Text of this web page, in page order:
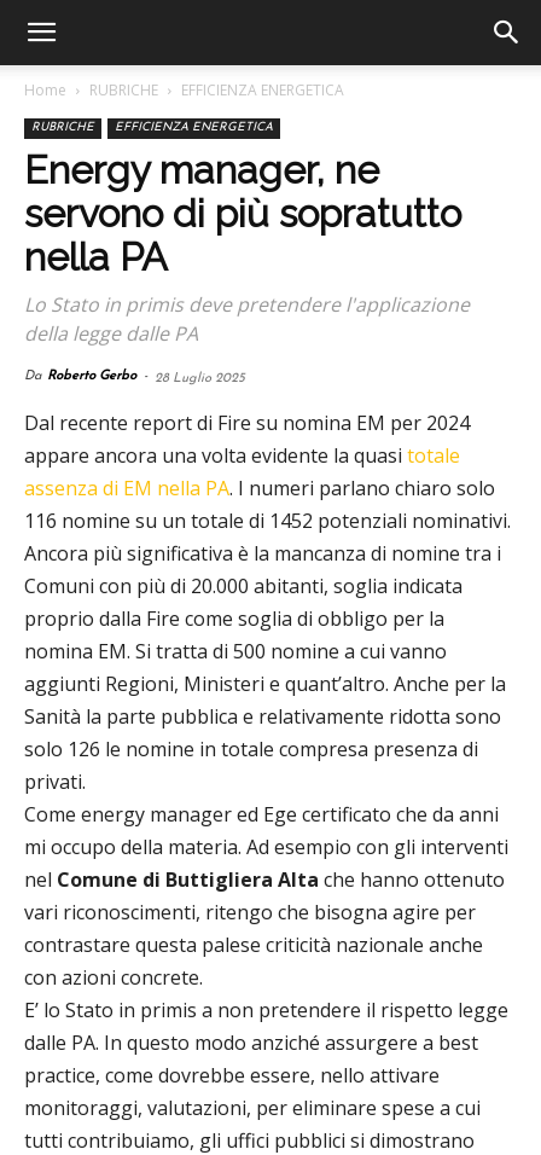
Home RUBRICHE EFFICIENZA ENERGETICA
RUBRICHE EFFICIENZA ENERGETICA
Energy manager, ne
servono di più sopratutto
nella PA
Lo Stato in primis deve pretendere l'applicazione
della legge dalle PA
Da Roberto Gerbo - 28 Luglio 2025
Dal recente report di Fire su nomina EM per 2024
appare ancora una volta evidente la quasi totale
assenza di EM nella PA. I numeri parlano chiaro solo
116 nomine su un totale di 1452 potenziali nominativi.
Ancora più significativa è la mancanza di nomine tra i
Comuni con più di 20.000 abitanti, soglia indicata
proprio dalla Fire come soglia di obbligo per la
nomina EM. Si tratta di 500 nomine a cui vanno
aggiunti Regioni, Ministeri e quant’altro. Anche per la
Sanità la parte pubblica e relativamente ridotta sono
solo 126 le nomine in totale compresa presenza di
privati.
Come energy manager ed Ege certificato che da anni
mi occupo della materia. Ad esempio con gli interventi
nel Comune di Buttigliera Alta che hanno ottenuto
vari riconoscimenti, ritengo che bisogna agire per
contrastare questa palese criticità nazionale anche
con azioni concrete.
E’ lo Stato in primis a non pretendere il rispetto legge
dalle PA. In questo modo anziché assurgere a best
practice, come dovrebbe essere, nello attivare
monitoraggi, valutazioni, per eliminare spese a cui
tutti contribuiamo, gli uffici pubblici si dimostrano